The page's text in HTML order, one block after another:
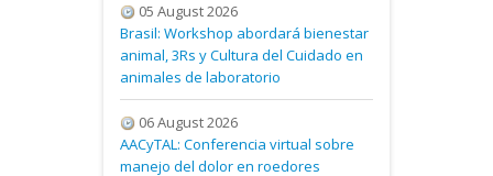
05 August 2026
Brasil: Workshop abordará bienestar
animal, 3Rs y Cultura del Cuidado en
animales de laboratorio
06 August 2026
AACyTAL: Conferencia virtual sobre
manejo del dolor en roedores